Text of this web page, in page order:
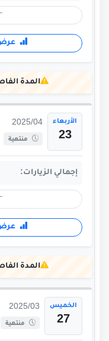
عرض
المدة
الأربعاء
23
2025/04
منتهية
إجمالي الزيارات:
عرض
المدة
الخميس
27
2025/03
منتهية